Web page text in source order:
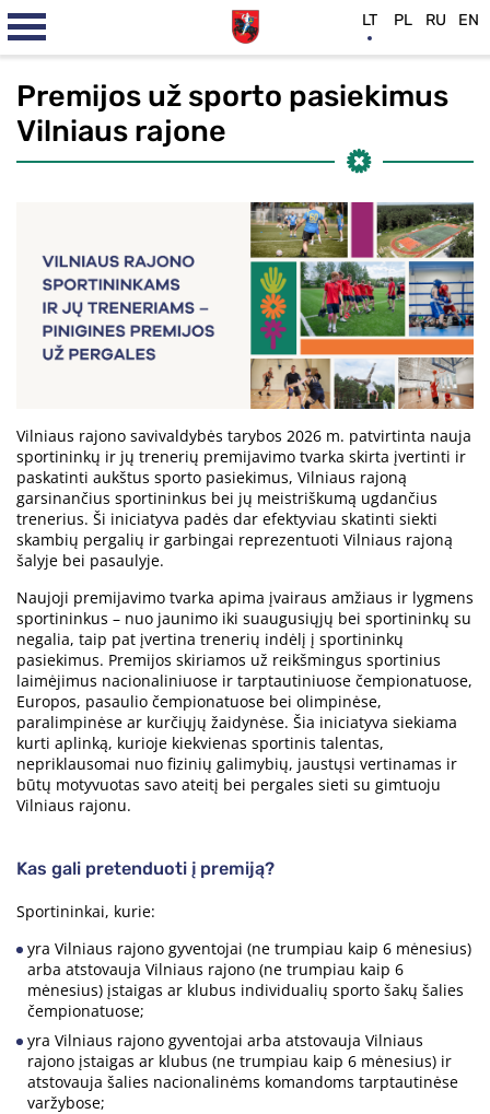
Premijos už sporto pasiekimus
Vilniaus rajone
Vilniaus rajono savivaldybės tarybos 2026 m. patvirtinta nauja
sportininkų ir jų trenerių premijavimo tvarka skirta įvertinti ir
paskatinti aukštus sporto pasiekimus, Vilniaus rajoną
garsinančius sportininkus bei jų meistriškumą ugdančius
trenerius. Ši iniciatyva padės dar efektyviau skatinti siekti
skambių pergalių ir garbingai reprezentuoti Vilniaus rajoną
šalyje bei pasaulyje.
Naujoji premijavimo tvarka apima įvairaus amžiaus ir lygmens
sportininkus – nuo jaunimo iki suaugusiųjų bei sportininkų su
negalia, taip pat įvertina trenerių indėlį į sportininkų
pasiekimus. Premijos skiriamos už reikšmingus sportinius
laimėjimus nacionaliniuose ir tarptautiniuose čempionatuose,
Europos, pasaulio čempionatuose bei olimpinėse,
paralimpinėse ar kurčiųjų žaidynėse. Šia iniciatyva siekiama
kurti aplinką, kurioje kiekvienas sportinis talentas,
nepriklausomai nuo fizinių galimybių, jaustųsi vertinamas ir
būtų motyvuotas savo ateitį bei pergales sieti su gimtuoju
Vilniaus rajonu.
Kas gali pretenduoti į premiją?
Sportininkai, kurie:
yra Vilniaus rajono gyventojai (ne trumpiau kaip 6 mėnesius)
arba atstovauja Vilniaus rajono (ne trumpiau kaip 6
mėnesius) įstaigas ar klubus individualių sporto šakų šalies
čempionatuose;
yra Vilniaus rajono gyventojai arba atstovauja Vilniaus
rajono įstaigas ar klubus (ne trumpiau kaip 6 mėnesius) ir
atstovauja šalies nacionalinėms komandoms tarptautinėse
varžybose;
LT PL RU EN